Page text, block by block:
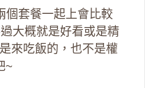
個套餐一起上會比較
大概就是好看或是精
來吃飯的，也不是權
~